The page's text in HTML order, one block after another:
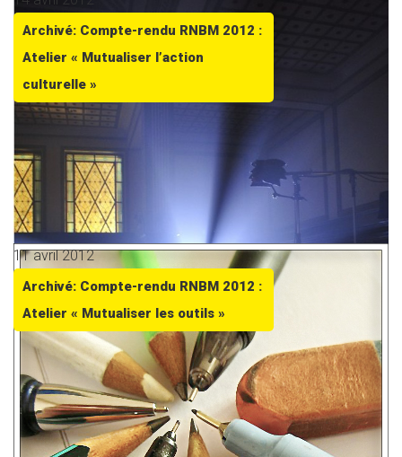
Archivé: Compte-rendu RNBM 2012 :
Atelier « Mutualiser l’action
culturelle »
11 avril 2012
Archivé: Compte-rendu RNBM 2012 :
Atelier « Mutualiser les outils »